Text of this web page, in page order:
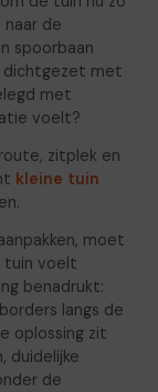
de
spoorbaan
dichtgezet met
met
voelt?
zitplek en
kleine tuin
moet
tuin voelt
benadrukt:
langs de
oplossing zit
duidelijke
de